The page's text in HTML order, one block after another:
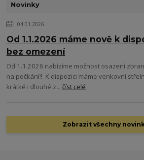
Novinky
04.01.2026
Od 1.1.2026 máme nově k
bez omezení
Od 1.1.2026 nabízíme možnost osazení
na počkání!! K dispozici máme venkovní
krátké i dlouhé z...číst celé
Zobrazit všechny